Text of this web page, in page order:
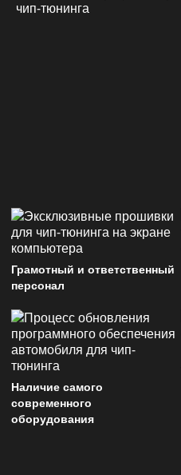
Грамотный и ответственный
персонал
Наличие самого
современного
оборудования